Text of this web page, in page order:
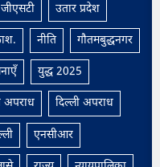
जीएसटी उतार प्रदेश
नीति गौतमबुद्धनगर
युद्ध 2025
अपराध दिल्ली अपराध
एनसीआर